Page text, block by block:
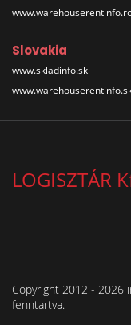
Slovakia
www.skladinfo.sk
LOGISZTÁR
Copyright 2012 - 2026
fenntartva.